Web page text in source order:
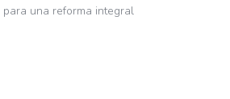
una reforma integral